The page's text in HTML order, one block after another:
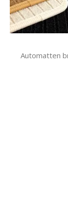
Automatten